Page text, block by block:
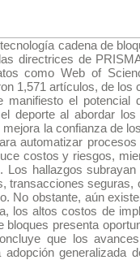
cadena de
directrices de
como Web of
1,571 artículos, de los
el potencial
deporte al abordar
la confianza de
automatizar
costos y riesgos,
hallazgos
transacciones seguras,
No obstante, aún
los altos costos de
presenta
que los
generalizada